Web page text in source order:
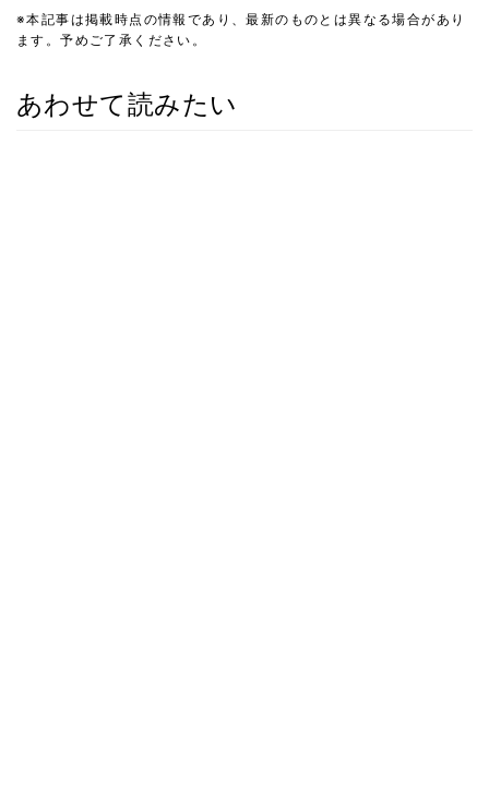
※本記事は掲載時点の情報であり、最新のものとは異なる場合があり
ます。予めご了承ください。
あわせて読みたい